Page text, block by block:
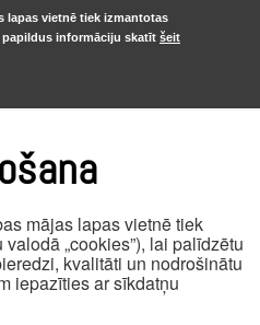
mājas lapas vietnē tiek
„cookies”), lai palīdzētu
kvalitāti un nodrošinātu
iepazīties ar sīkdatņu
lapas vietnē tiek izmantotas
papildus informāciju skatīt šeit